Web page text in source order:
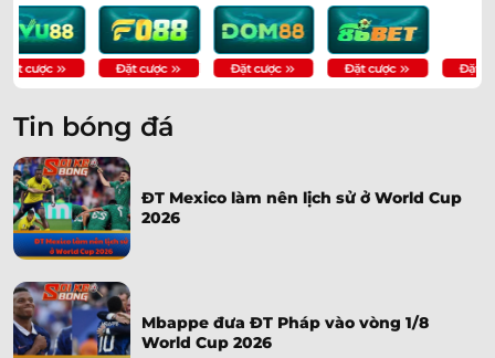
Tin bóng đá
ĐT Mexico làm nên lịch sử ở World Cup
2026
Mbappe đưa ĐT Pháp vào vòng 1/8
World Cup 2026